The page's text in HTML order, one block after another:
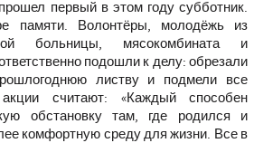
первый в этом году субботник.
памяти. Волонтёры, молодёжь из
больницы, мясокомбината и
подошли к делу: обрезали
листву и подмели все
считают: «Каждый способен
обстановку там, где родился и
комфортную среду для жизни. Все в